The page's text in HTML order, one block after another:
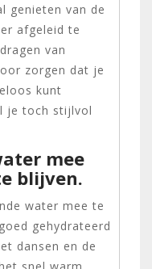
genieten van de
afgeleid te
van
zorgen dat je
kunt
je toch stijlvol
mee
blijven.
water mee te
gehydrateerd
dansen en de
snel warm